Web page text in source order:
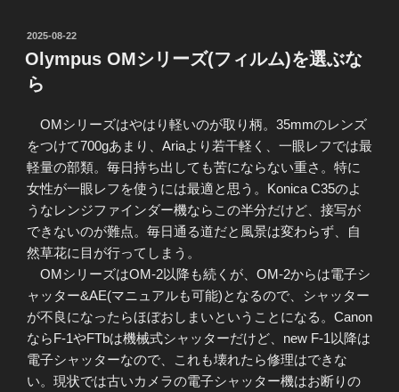
投
稿
日:
2025-08-22
Olympus OMシリーズ(フィルム)を選ぶな
ら
OMシリーズはやはり軽いのが取り柄。35mmのレンズ
をつけて700gあまり、Ariaより若干軽く、一眼レフでは最
軽量の部類。毎日持ち出しても苦にならない重さ。特に
女性が一眼レフを使うには最適と思う。Konica C35のよ
うなレンジファインダー機ならこの半分だけど、接写が
できないのが難点。毎日通る道だと風景は変わらず、自
然草花に目が行ってしまう。
OMシリーズはOM-2以降も続くが、OM-2からは電子シ
ャッター&AE(マニュアルも可能)となるので、シャッター
が不良になったらほぼおしまいということになる。Canon
ならF-1やFTbは機械式シャッターだけど、new F-1以降は
電子シャッターなので、これも壊れたら修理はできな
い。現状では古いカメラの電子シャッター機はお断りの